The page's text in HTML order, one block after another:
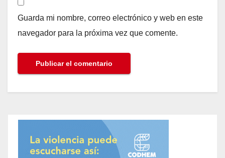
Guarda mi nombre, correo electrónico y web en este
navegador para la próxima vez que comente.